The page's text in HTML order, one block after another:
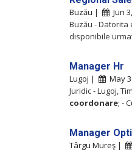
Buzău |
Jun
Buzău -
disponibile
Manager Hr
Lugoj | May
Juridic - Lugoj,
coordonare; -
Manager
Târgu Mureş |